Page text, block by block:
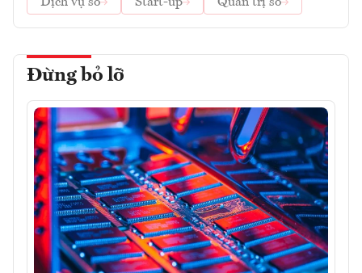
Dịch vụ số
Start-up Quản trị số
Đừng bỏ lỡ